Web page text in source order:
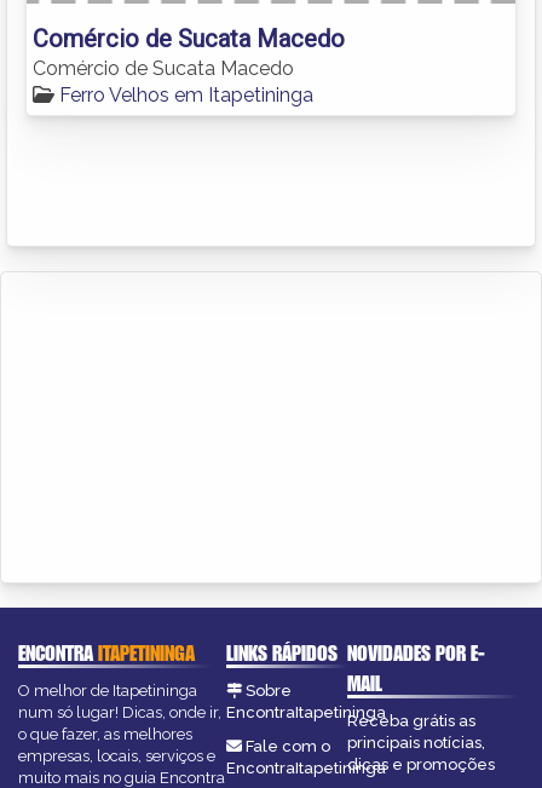
Comércio de Sucata Macedo
Comércio de Sucata Macedo
Ferro Velhos em Itapetininga
ENCONTRAITAPETININGA
O melhor de Itapetininga
num só lugar! Dicas, onde ir,
o que fazer, as melhores
empresas, locais, serviços e
muito mais no guia Encontra
LINKS RÁPIDOS
Sobre
EncontraItapetininga
Fale com o
EncontraItapetininga
NOVIDADES POR E-
MAIL
Receba grátis as
principais notícias,
dicas e promoções